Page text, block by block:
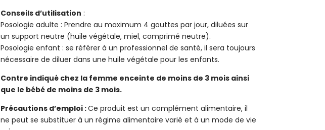
Conseils d’utilisation :
Posologie adulte : Prendre au maximum 4 gouttes par jour, diluées sur
un support neutre (huile végétale, miel, comprimé neutre).
Posologie enfant : se référer à un professionnel de santé, il sera toujours
nécessaire de diluer dans une huile végétale pour les enfants.
Contre indiqué chez la femme enceinte de moins de 3 mois ainsi
que le bébé de moins de 3 mois.
Précautions d’emploi :Ce produit est un complément alimentaire, il
ne peut se substituer à un régime alimentaire varié et à un mode de vie